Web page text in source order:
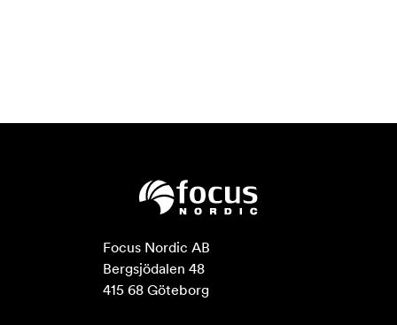
Focus Nordic AB
Bergsjödalen 48
415 68 Göteborg